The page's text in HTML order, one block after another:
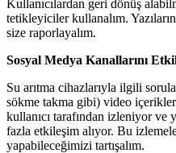
Kullanıcılardan geri dönüş
tetikleyiciler kullanalım.
size raporlayalım.
Sosyal Medya Kanallarını
Su arıtma cihazlarıyla ilgili
sökme takma gibi) video
kullanıcı tarafından izleniyor
fazla etkileşim alıyor. Bu
yapabileceğimizi tartışalım.